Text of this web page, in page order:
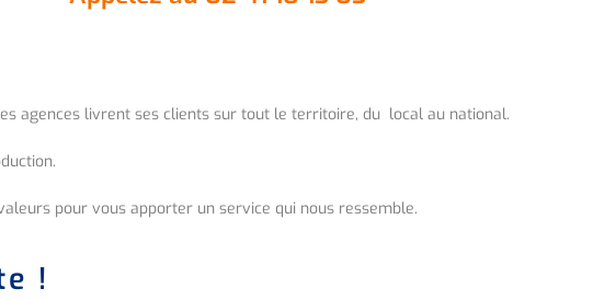
agences livrent ses clients sur tout le territoire, du local au national.
pour vous apporter un service qui nous ressemble.
!